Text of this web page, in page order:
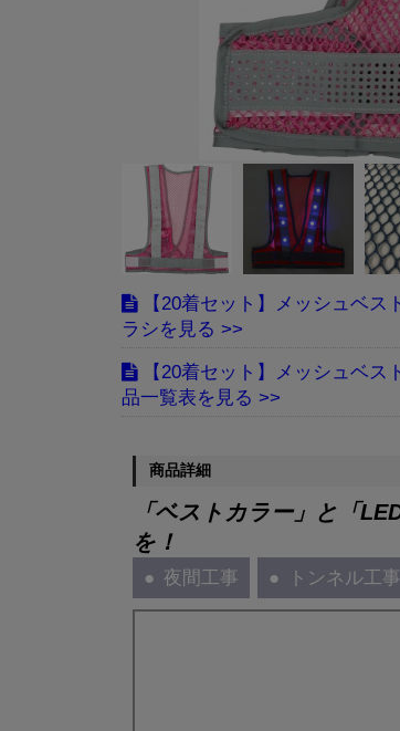
【20着セット】メッシュベ
ラシ
【20着セット】メッシュベ
品一覧表
商品詳細
「ベストカラー」と「
を！
夜間工事 トンネル工事